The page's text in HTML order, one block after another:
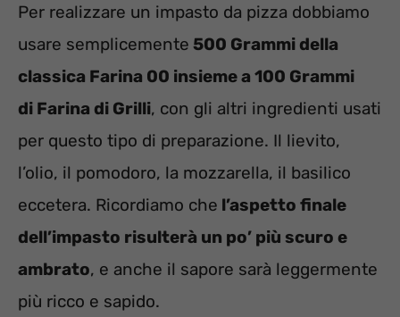
Per realizzare un impasto da pizza dobbiamo
usare semplicemente 500 Grammi della
classica Farina 00 insieme a 100 Grammi
di Farina di Grilli, con gli altri ingredienti usati
per questo tipo di preparazione. Il lievito,
l’olio, il pomodoro, la mozzarella, il basilico
eccetera. Ricordiamo che l’aspetto finale
dell’impasto risulterà un po’ più scuro e
ambrato, e anche il sapore sarà leggermente
più ricco e sapido.